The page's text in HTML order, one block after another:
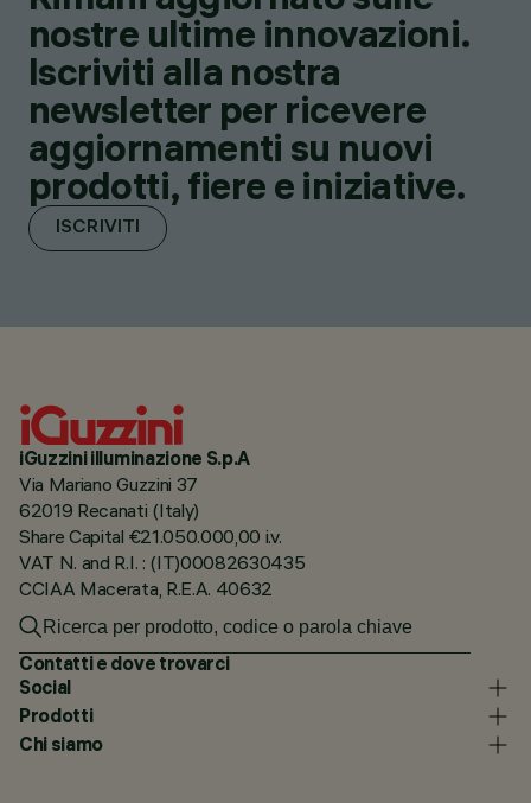
nostre ultime innovazioni.
Iscriviti alla nostra
newsletter per ricevere
aggiornamenti su nuovi
prodotti, fiere e iniziative.
ISCRIVITI
iGuzzini illuminazione S.p.A
Via Mariano Guzzini 37
62019 Recanati (Italy)
Share Capital €21.050.000,00 i.v.
VAT N. and R.I. : (IT)00082630435
CCIAA Macerata, R.E.A. 40632
Contatti e dove trovarci
Social
Prodotti
Chi siamo